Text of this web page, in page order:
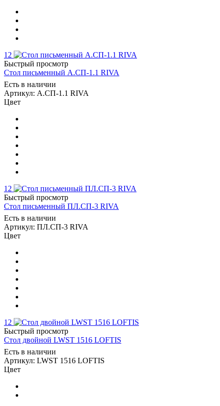
12
Быстрый просмотр
Стол письменный А.СП-1.1 RIVA
Есть в наличии
Артикул: А.СП-1.1 RIVA
Цвет
12
Быстрый просмотр
Стол письменный ПЛ.СП-3 RIVA
Есть в наличии
Артикул: ПЛ.СП-3 RIVA
Цвет
12
Быстрый просмотр
Стол двойной LWST 1516 LOFTIS
Есть в наличии
Артикул: LWST 1516 LOFTIS
Цвет